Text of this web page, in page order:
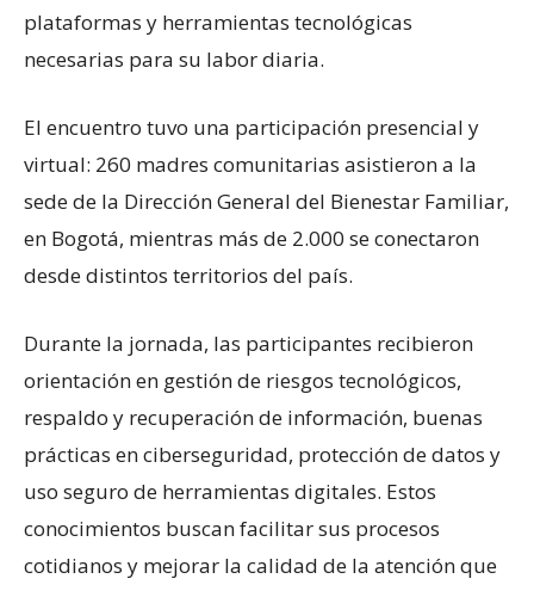
plataformas y herramientas tecnológicas
necesarias para su labor diaria.
El encuentro tuvo una participación presencial y
virtual: 260 madres comunitarias asistieron a la
sede de la Dirección General del Bienestar Familiar,
en Bogotá, mientras más de 2.000 se conectaron
desde distintos territorios del país.
Durante la jornada, las participantes recibieron
orientación en gestión de riesgos tecnológicos,
respaldo y recuperación de información, buenas
prácticas en ciberseguridad, protección de datos y
uso seguro de herramientas digitales. Estos
conocimientos buscan facilitar sus procesos
cotidianos y mejorar la calidad de la atención que